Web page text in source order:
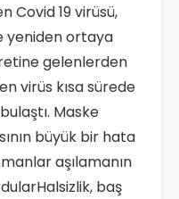
Covid 19 virüsü,
yeniden ortaya
gelenlerden
virüs kısa sürede
Maske
büyük bir hata
aşılamanın
baş